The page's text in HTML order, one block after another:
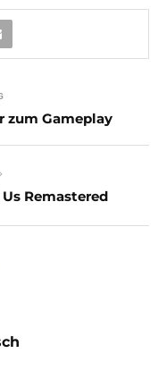
zum Gameplay
Remastered